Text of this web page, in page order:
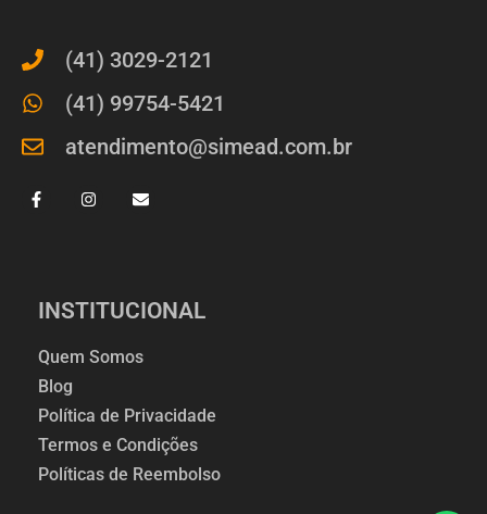
INSTITUCIONAL
Quem Somos
Blog
Política de Privacidade
Termos e Condições
Políticas de Reembolso
(41) 3029-2121
(41) 99754-5421
atendimento@simead.com.br